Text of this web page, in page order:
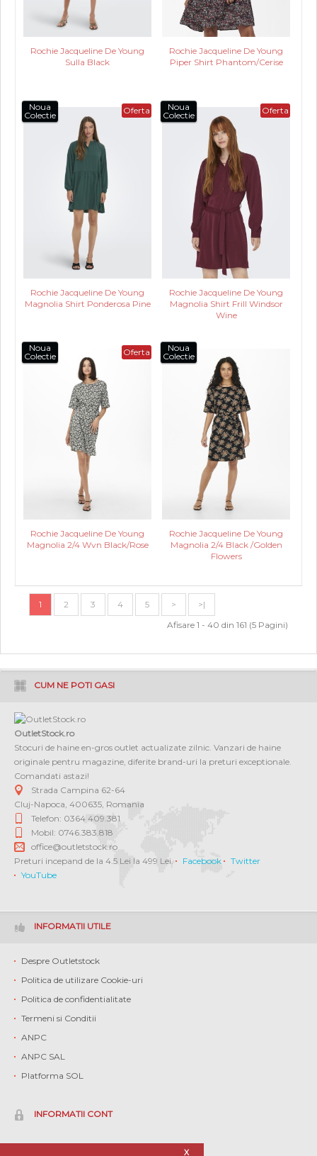
X
Rochie Jacqueline De Young
Sulla Black
Rochie Jacqueline De Young
Piper Shirt Phantom/Cerise
Oferta
Noua
Colectie
Rochie Jacqueline De Young
Magnolia Shirt Ponderosa Pine
Oferta
Noua
Colectie
Rochie Jacqueline De Young
Magnolia Shirt Frill Windsor
Wine
Oferta
Noua
Colectie
Rochie Jacqueline De Young
Magnolia 2/4 Wvn Black/Rose
Noua
Colectie
Rochie Jacqueline De Young
Magnolia 2/4 Black /Golden
Flowers
1 2 3 4 5 >
>|
Afisare 1 - 40 din 161 (5 Pagini)
CUM NE POTI GASI
OutletStock.ro
Stocuri de haine en-gros outlet actualizate zilnic. Vanzari de haine
originale pentru magazine, diferite brand-uri la preturi exceptionale.
Comandati astazi!
Strada Campina 62-64
Cluj-Napoca, 400635, Romania
Telefon: 0364 409.381
Mobil: 0746.383.818
office@outletstock.ro
Preturi incepand de la 4.5 Lei la 499 Lei.
Facebook
Twitter
YouTube
INFORMATII UTILE
Despre Outletstock
Politica de utilizare Cookie-uri
Politica de confidentialitate
Termeni si Conditii
ANPC
ANPC SAL
Platforma SOL
INFORMATII CONT